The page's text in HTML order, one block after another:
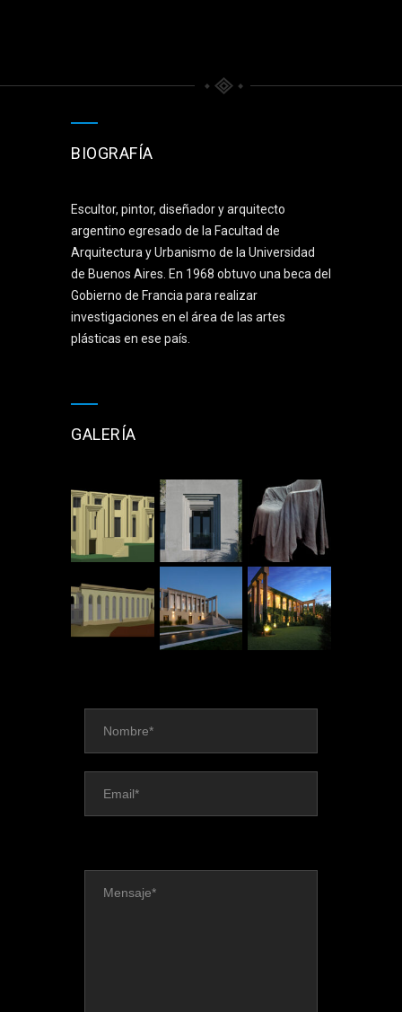
BIOGRAFÍA
Escultor, pintor, diseñador y arquitecto
argentino egresado de la Facultad de
Arquitectura y Urbanismo de la Universidad
de Buenos Aires. En 1968 obtuvo una beca del
Gobierno de Francia para realizar
investigaciones en el área de las artes
plásticas en ese país.
GALERÍA